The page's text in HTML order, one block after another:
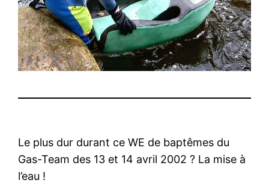
Le plus dur durant ce WE de baptêmes du
Gas-Team des 13 et 14 avril 2002 ? La mise à
l’eau !